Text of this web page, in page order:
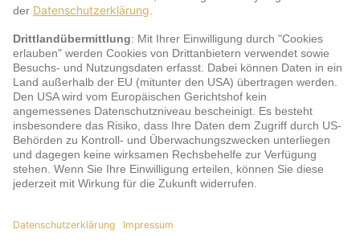
jö Bonus Club Partner
Zahlungsarten & Sicherheit